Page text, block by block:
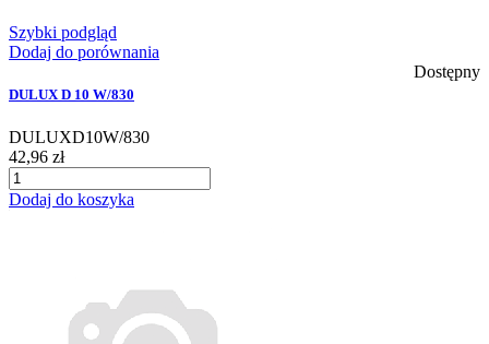
Szybki podgląd
Dodaj do porównania
Dostępny
DULUX D 10 W/830
DULUXD10W/830
42,96 zł
Dodaj do koszyka